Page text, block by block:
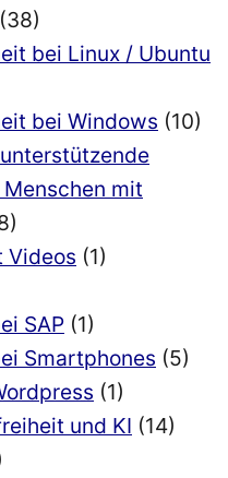
(38)
bei Linux / Ubuntu
bei Windows (10)
mit
Videos (1)
SAP (1)
Smartphones (5)
(1)
und KI (14)